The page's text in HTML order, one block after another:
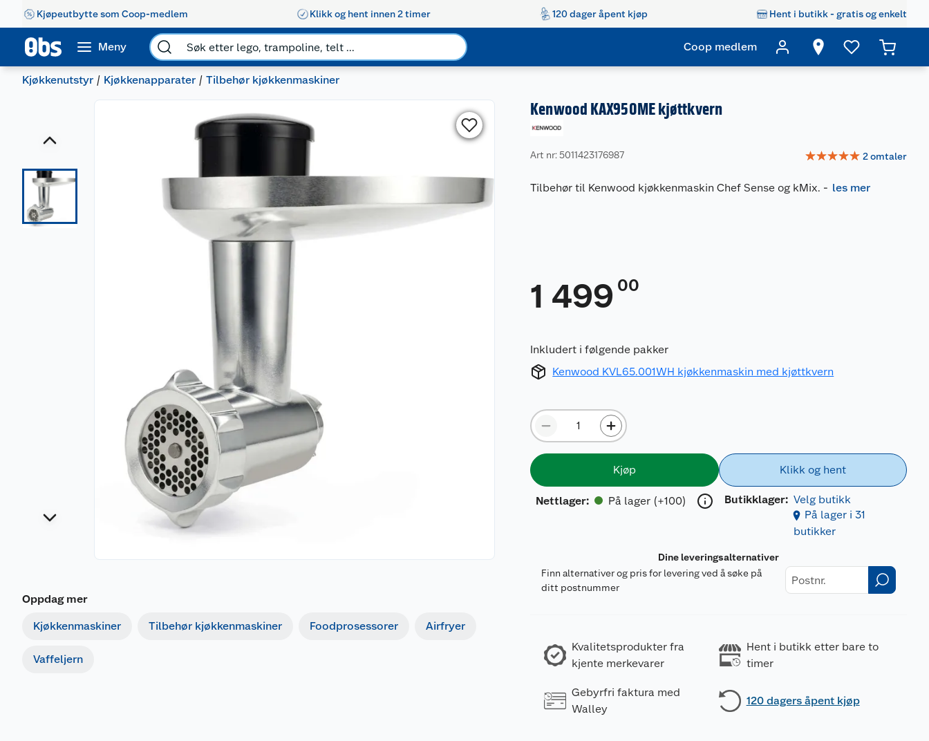
Kjøpeutbytte som Coop-medlem Klikk og hent innen 2 timer 120 dager åpent kjøp Hent i butikk - gratis og enkelt
Meny Coop medlem
Kjøkkenutstyr Kjøkkenapparater Tilbehør kjøkkenmaskiner
Oppdag mer
Kjøkkenmaskiner Tilbehør kjøkkenmaskiner Foodprosessorer Airfryer
Vaffeljern
Kenwood KAX950ME kjøttkvern
Art nr: 5011423176987 ☆☆☆☆☆ 2omtaler
Tilbehør til Kenwood kjøkkenmaskin Chef Sense og kMix. - les mer
1 499 00
Inkludert i følgende pakker
Kenwood KVL65.001WH kjøkkenmaskin med kjøttkvern
Kjøp
Nettlager: På lager (+100)
Klikk og hent
Butikklager: Velg butikk
På lager i 31
butikker
Dine leveringsalternativer
Finn alternativer og pris for levering ved å søke på
ditt postnummer
Kvalitetsprodukter fra
kjente merkevarer
Hent i butikk etter bare to
timer
Gebyrfri faktura med
Walley
120 dagers åpent kjøp